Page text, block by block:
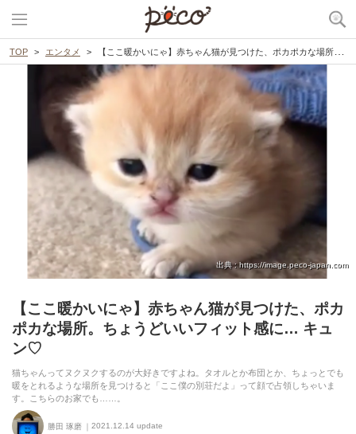
TOP エンタメ 【ここ暖かいにゃ】赤ちゃん猫が見つけた、ポカポカな場所。ちょうどいいフィット感に… キュン♡
出典 : https://image.peco-japan.com
【ここ暖かいにゃ】赤ちゃん猫が見つけた、ポカ
ポカな場所。ちょうどいいフィット感に… キュ
ン♡
猫ちゃんってヌクヌクするのが大好きですよね。タオルとか布団とか、ちょっとでも
暖をとれるような場所を見つけると「ここ僕の別荘だよ」って顔で占領しちゃいま
す。こちらのお家でも……。
勝田 琢磨 2021.12.14 update